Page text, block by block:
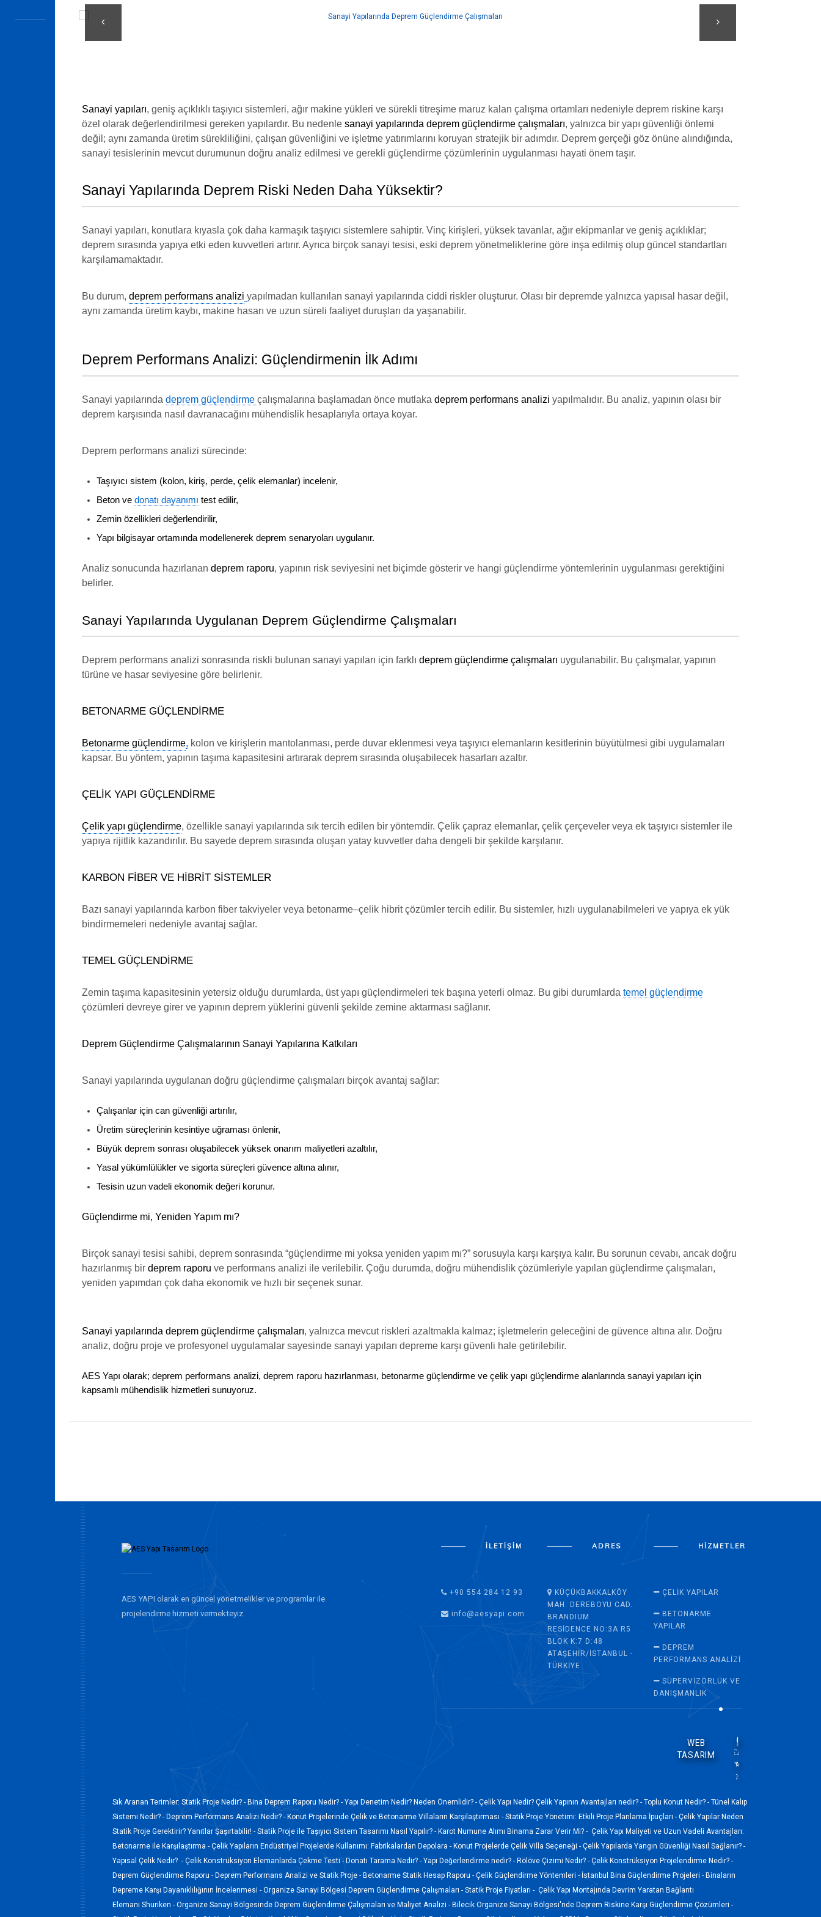
Sanayi yapıları, geniş açıklıklı taşıyıcı sistemleri, ağır makine yükleri ve sürekli titreşime maruz kalan çalışma ortamları nedeniyle deprem riskine karşı
özel olarak değerlendirilmesi gereken yapılardır. Bu nedenle sanayi yapılarında deprem güçlendirme çalışmaları, yalnızca bir yapı güvenliği önlemi
değil; aynı zamanda üretim sürekliliğini, çalışan güvenliğini ve işletme yatırımlarını koruyan stratejik bir adımdır. Deprem gerçeği göz önüne alındığında,
sanayi tesislerinin mevcut durumunun doğru analiz edilmesi ve gerekli güçlendirme çözümlerinin uygulanması hayati önem taşır.
Sanayi Yapılarında Deprem Riski Neden Daha Yüksektir?
Sanayi yapıları, konutlara kıyasla çok daha karmaşık taşıyıcı sistemlere sahiptir. Vinç kirişleri, yüksek tavanlar, ağır ekipmanlar ve geniş açıklıklar;
deprem sırasında yapıya etki eden kuvvetleri artırır. Ayrıca birçok sanayi tesisi, eski deprem yönetmeliklerine göre inşa edilmiş olup güncel standartları
karşılamamaktadır.
Bu durum, deprem performans analizi yapılmadan kullanılan sanayi yapılarında ciddi riskler oluşturur. Olası bir depremde yalnızca yapısal hasar değil,
aynı zamanda üretim kaybı, makine hasarı ve uzun süreli faaliyet duruşları da yaşanabilir.
Deprem Performans Analizi: Güçlendirmenin İlk Adımı
Sanayi yapılarında deprem güçlendirme çalışmalarına başlamadan önce mutlaka deprem performans analizi yapılmalıdır. Bu analiz, yapının olası bir
deprem karşısında nasıl davranacağını mühendislik hesaplarıyla ortaya koyar.
Deprem performans analizi sürecinde:
Taşıyıcı sistem (kolon, kiriş, perde, çelik elemanlar) incelenir,
Beton ve donatı dayanımı test edilir,
Zemin özellikleri değerlendirilir,
Yapı bilgisayar ortamında modellenerek deprem senaryoları uygulanır.
Analiz sonucunda hazırlanan deprem raporu, yapının risk seviyesini net biçimde gösterir ve hangi güçlendirme yöntemlerinin uygulanması gerektiğini
belirler.
Sanayi Yapılarında Uygulanan Deprem Güçlendirme Çalışmaları
Deprem performans analizi sonrasında riskli bulunan sanayi yapıları için farklı deprem güçlendirme çalışmaları uygulanabilir. Bu çalışmalar, yapının
türüne ve hasar seviyesine göre belirlenir.
BETONARME GÜÇLENDIRME
Betonarme güçlendirme, kolon ve kirişlerin mantolanması, perde duvar eklenmesi veya taşıyıcı elemanların kesitlerinin büyütülmesi gibi uygulamaları
kapsar. Bu yöntem, yapının taşıma kapasitesini artırarak deprem sırasında oluşabilecek hasarları azaltır.
ÇELIK YAPI GÜÇLENDIRME
Çelik yapı güçlendirme, özellikle sanayi yapılarında sık tercih edilen bir yöntemdir. Çelik çapraz elemanlar, çelik çerçeveler veya ek taşıyıcı sistemler ile
yapıya rijitlik kazandırılır. Bu sayede deprem sırasında oluşan yatay kuvvetler daha dengeli bir şekilde karşılanır.
KARBON FIBER VE HIBRIT SISTEMLER
Bazı sanayi yapılarında karbon fiber takviyeler veya betonarme–çelik hibrit çözümler tercih edilir. Bu sistemler, hızlı uygulanabilmeleri ve yapıya ek yük
bindirmemeleri nedeniyle avantaj sağlar.
TEMEL GÜÇLENDIRME
Zemin taşıma kapasitesinin yetersiz olduğu durumlarda, üst yapı güçlendirmeleri tek başına yeterli olmaz. Bu gibi durumlarda temel güçlendirme
çözümleri devreye girer ve yapının deprem yüklerini güvenli şekilde zemine aktarması sağlanır.
Deprem Güçlendirme Çalışmalarının Sanayi Yapılarına Katkıları
Sanayi yapılarında uygulanan doğru güçlendirme çalışmaları birçok avantaj sağlar:
Çalışanlar için can güvenliğiartırılır,
Üretim süreçlerinin kesintiye uğraması önlenir,
Büyük deprem sonrası oluşabilecek yüksek onarım maliyetleri azaltılır,
Yasal yükümlülükler ve sigorta süreçleri güvence altına alınır,
Tesisin uzun vadeli ekonomik değeri korunur.
Güçlendirme mi, Yeniden Yapım mı?
Birçok sanayi tesisi sahibi, deprem sonrasında “güçlendirme mi yoksa yeniden yapım mı?” sorusuyla karşı karşıya kalır. Bu sorunun cevabı, ancak doğru
hazırlanmış bir deprem raporu ve performans analizi ile verilebilir. Çoğu durumda, doğru mühendislik çözümleriyle yapılan güçlendirme çalışmaları,
yeniden yapımdan çok daha ekonomik ve hızlı bir seçenek sunar.
Sanayi yapılarında deprem güçlendirme çalışmaları, yalnızca mevcut riskleri azaltmakla kalmaz; işletmelerin geleceğini de güvence altına alır. Doğru
analiz, doğru proje ve profesyonel uygulamalar sayesinde sanayi yapıları depreme karşı güvenli hale getirilebilir.
AES Yapı olarak; deprem performans analizi, deprem raporu hazırlanması, betonarme güçlendirme ve çelik yapı güçlendirmealanlarında sanayi yapıları için
kapsamlı mühendislik hizmetleri sunuyoruz.
AES YAPI olarak en güncel yönetmelikler ve programlar ile
projelendirme hizmeti vermekteyiz.
İLETIŞIM
+90 554 284 12 93
info@aesyapi.com
ADRES
KÜÇÜKBAKKALKÖY
MAH. DEREBOYU CAD.
BRANDIUM
RESIDENCE NO:3A R5
BLOK K:7 D:48
ATAŞEHIR/İSTANBUL -
TÜRKIYE
HIZMETLER
ÇELIK YAPILAR
BETONARME
YAPILAR
DEPREM
PERFORMANS ANALIZI
SÜPERVİZÖRLÜK VE
DANIŞMANLIK
WEB
TASARIM
Sık Aranan Terimler:Statik Proje Nedir? - Bina Deprem Raporu Nedir? -Yapı Denetim Nedir? Neden Önemlidir? -Çelik Yapı Nedir? Çelik Yapının Avantajları nedir? -Toplu Konut Nedir? -Tünel Kalıp
Sistemi Nedir? - Deprem Performans Analizi Nedir? - Konut Projelerinde Çelik ve Betonarme Villaların Karşılaştırması -Statik Proje Yönetimi: Etkili Proje Planlama İpuçları -Çelik Yapılar Neden
Statik Proje Gerektirir? Yanıtlar Şaşırtabilir! -Statik Proje ile Taşıyıcı Sistem Tasarımı Nasıl Yapılır? - Karot Numune Alımı Binama Zarar Verir Mi? - Çelik Yapı Maliyeti ve Uzun Vadeli Avantajları:
Betonarme ile Karşılaştırma -Çelik Yapıların Endüstriyel Projelerde Kullanımı: Fabrikalardan Depolara - Konut Projelerde Çelik Villa Seçeneği -Çelik Yapılarda Yangın Güvenliği Nasıl Sağlanır? -
Yapısal Çelik Nedir? -Çelik Konstrüksiyon Elemanlarda Çekme Testi - Donatı Tarama Nedir? -Yapı Değerlendirme nedir? - Rölöve Çizimi Nedir? -Çelik Konstrüksiyon Projelendirme Nedir? -
Deprem Güçlendirme Raporu - Deprem Performans Analizi ve Statik Proje - Betonarme Statik Hesap Raporu -Çelik Güçlendirme Yöntemleri -İstanbul Bina Güçlendirme Projeleri - Binaların
Depreme Karşı Dayanıklılığının İncelenmesi -Organize Sanayi Bölgesi Deprem Güçlendirme Çalışmaları -Statik Proje Fiyatları - Çelik Yapı Montajında Devrim Yaratan Bağlantı
Elemanı Shuriken -Organize Sanayi Bölgesinde Deprem Güçlendirme Çalışmaları ve Maliyet Analizi - Bilecik Organize Sanayi Bölgesi'nde Deprem Riskine Karşı Güçlendirme Çözümleri -